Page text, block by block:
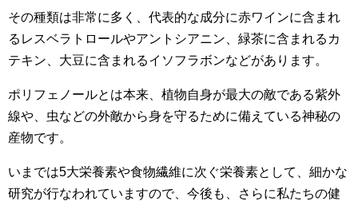
その種類は非常に多く、代表的な成分に赤ワインに含まれ
るレスベラトロールやアントシアニン、緑茶に含まれるカ
テキン、大豆に含まれるイソフラボンなどがあります。
ポリフェノールとは本来、植物自身が最大の敵である紫外
線や、虫などの外敵から身を守るために備えている神秘の
産物です。
いまでは5大栄養素や食物繊維に次ぐ栄養素として、細かな
研究が行なわれていますので、今後も、さらに私たちの健